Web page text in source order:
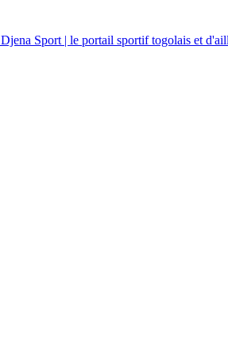
Djena Sport | le portail sportif togolais et